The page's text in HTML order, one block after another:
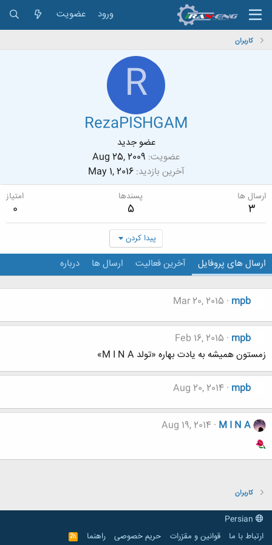
ورود عضویت
کاربران
R
RezaPISHGAM
عضو جدید
عضویت Aug 25, 2009
آخرین بازدید May 1, 2016
ارسال ها
3
پسندها
5
امتیاز
0
پیدا کردن
ارسال های پروفایل آخرین فعالیت ارسال ها درباره
mpb
Mar 20, 2015
mpb
Feb 16, 2015
زمستون همیشه به یادت بهاره «تولد M I N A»
mpb
Aug 20, 2014
M I N A
Aug 19, 2014
کاربران
ارتباط با ما
قوانین و مقرّرات حریم خصوصی راهنما
R